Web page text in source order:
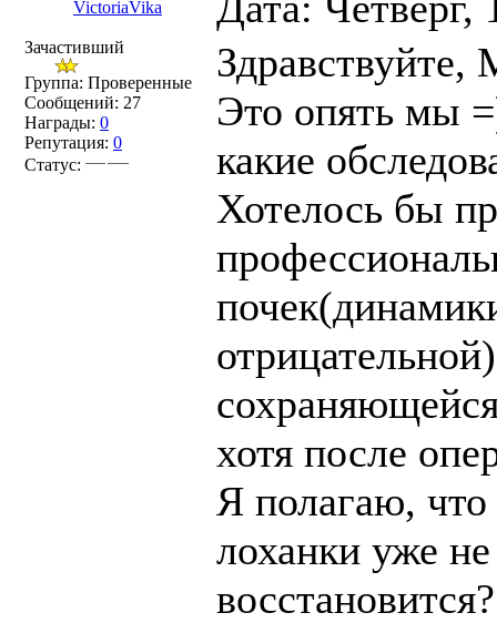
VictoriaVika
Зачастивший
Группа: Проверенные
Сообщений: 27
Награды: 0
Репутация: 0
Статус:
Это опять мы
какие
Хотелось бы
хотя после
Я полагаю,
лоханки уже
восстановится?